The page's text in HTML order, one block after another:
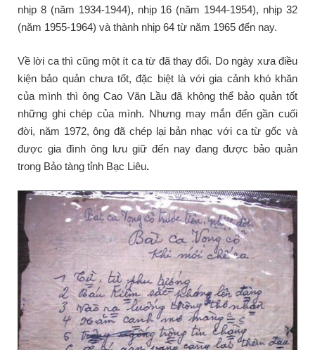
nhịp 8 (năm 1934-1944), nhịp 16 (năm 1944-1954), nhịp 32
(năm 1955-1964) và thành nhịp 64 từ năm 1965 đến nay.
Về lời ca thì cũng một ít ca từ đã thay đổi. Do ngày xưa điều
kiện bảo quản chưa tốt, đặc biệt là với gia cảnh khó khăn
của mình thì ông Cao Văn Lầu đã không thể bảo quản tốt
những ghi chép của mình. Nhưng may mắn đến gần cuối
đời, năm 1972, ông đã chép lại bản nhạc với ca từ gốc và
được gia đình ông lưu giữ đến nay đang được bảo quản
trong Bảo tàng tỉnh Bạc Liêu.